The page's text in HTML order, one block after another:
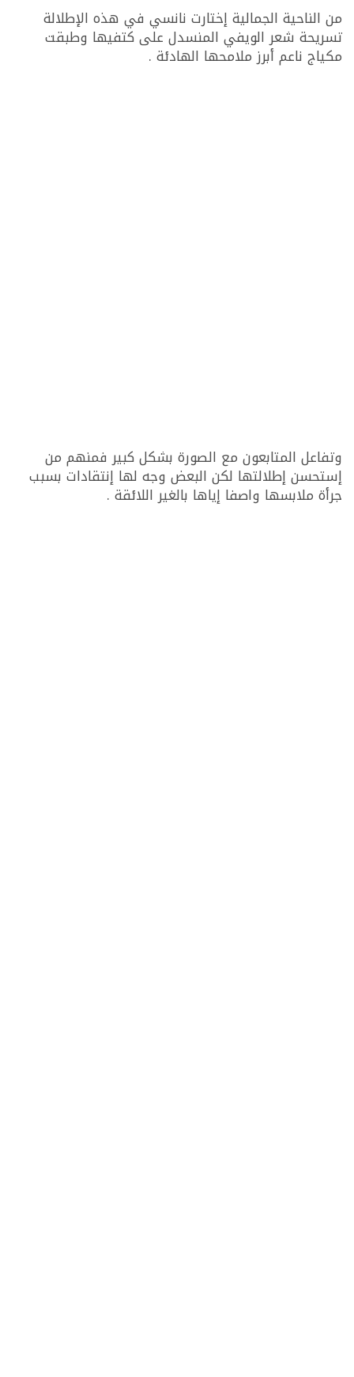
من الناحية الجمالية إختارت نانسي في هذه الإطلالة
تسريحة شعر الويفي المنسدل على كتفيها وطبقت
مكياج ناعم أبرز ملامحها الهادئة .
وتفاعل المتابعون مع الصورة بشكل كبير فمنهم من
إستحسن إطلالتها لكن البعض وجه لها إنتقادات بسبب
جرأة ملابسها واصفا إياها بالغير اللائقة .